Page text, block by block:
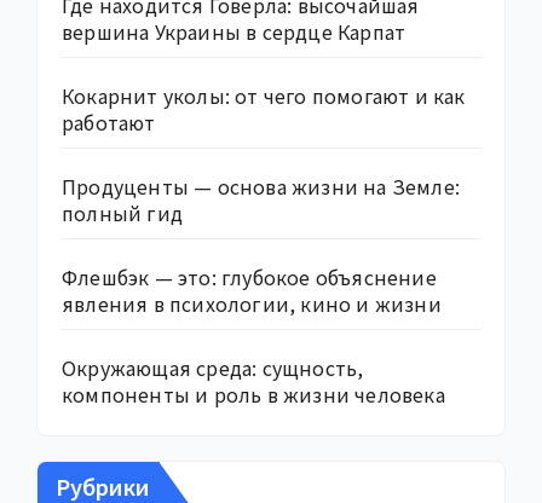
вершина Украины в сердце Карпат
Кокарнит уколы: от чего помогают и как
работают
Продуценты — основа жизни на Земле:
полный гид
Флешбэк — это: глубокое объяснение
явления в психологии, кино и жизни
Окружающая среда: сущность,
компоненты и роль в жизни человека
Рубрики